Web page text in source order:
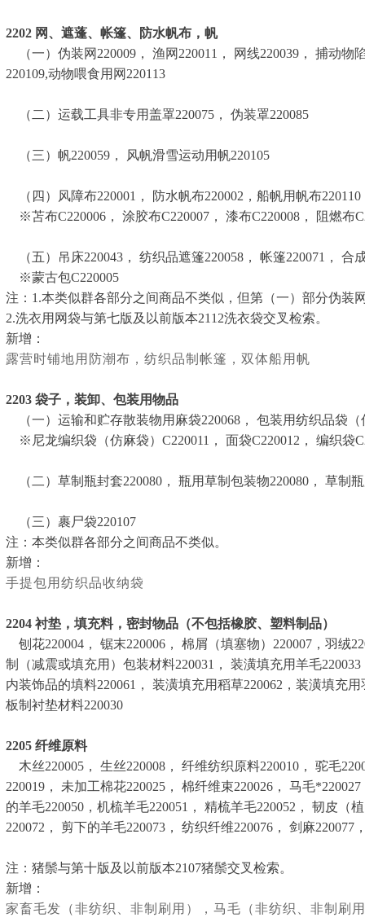
2202 网、遮蓬、帐篷、防水帆布，帆
（一）伪装网220009， 渔网220011， 网线220039， 捕动物
220109,动物喂食用网220113
（二）运载工具非专用盖罩220075， 伪装罩220085
（三）帆220059， 风帆滑雪运动用帆220105
（四）风障布220001， 防水帆布220002，船帆用帆布220110
※苫布C220006， 涂胶布C220007， 漆布C220008， 阻燃布
（五）吊床220043， 纺织品遮篷220058， 帐篷220071， 合
※蒙古包C220005
注：1.本类似群各部分之间商品不类似，但第（一）部分伪装
2.洗衣用网袋与第七版及以前版本2112洗衣袋交叉检索。
新增：
露营时铺地用防潮布，纺织品制帐篷，双体船用帆
2203 袋子，装卸、包装用物品
（一）运输和贮存散装物用麻袋220068， 包装用纺织品袋（
※尼龙编织袋（仿麻袋）C220011， 面袋C220012， 编织袋
（二）草制瓶封套220080， 瓶用草制包装物220080， 草制
（三）裹尸袋220107
注：本类似群各部分之间商品不类似。
新增：
手提包用纺织品收纳袋
2204 衬垫，填充料，密封物品（不包括橡胶、塑料制品）
刨花220004， 锯末220006， 棉屑（填塞物）220007，羽绒
制（减震或填充用）包装材料220031， 装潢填充用羊毛
内装饰品的填料220061， 装潢填充用稻草220062，装潢填充
板制衬垫材料220030
2205 纤维原料
木丝220005， 生丝220008， 纤维纺织原料220010， 驼毛
220019， 未加工棉花220025， 棉纤维束220026， 马毛
的羊毛220050，机梳羊毛220051， 精梳羊毛220052， 韧皮（
220072， 剪下的羊毛220073， 纺织纤维220076， 剑麻
注：猪鬃与第十版及以前版本2107猪鬃交叉检索。
新增：
家畜毛发（非纺织、非制刷用），马毛（非纺织、非制刷